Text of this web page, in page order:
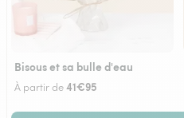
Bisous et sa bulle d'eau
À partir de41€95